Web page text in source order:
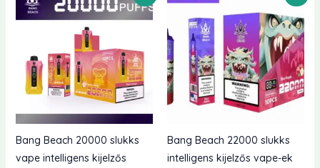
Bang Beach 20000 slukks
vape intelligens kijelzős
Bang Beach 22000 slukks
intelligens kijelzős vape-ek